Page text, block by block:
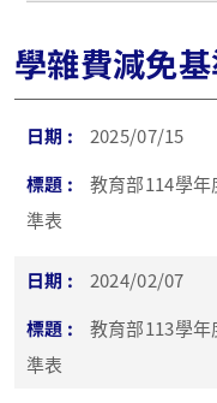
學雜費減免
2025/07/15
教育部114學
準表
2024/02/07
教育部113學
準表